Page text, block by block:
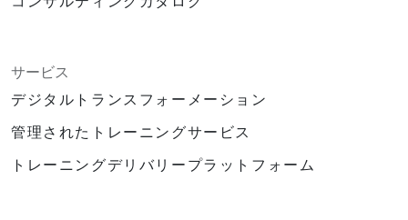
サービス
デジタルトランスフォーメーション
管理されたトレーニングサービス
トレーニングデリバリープラットフォーム